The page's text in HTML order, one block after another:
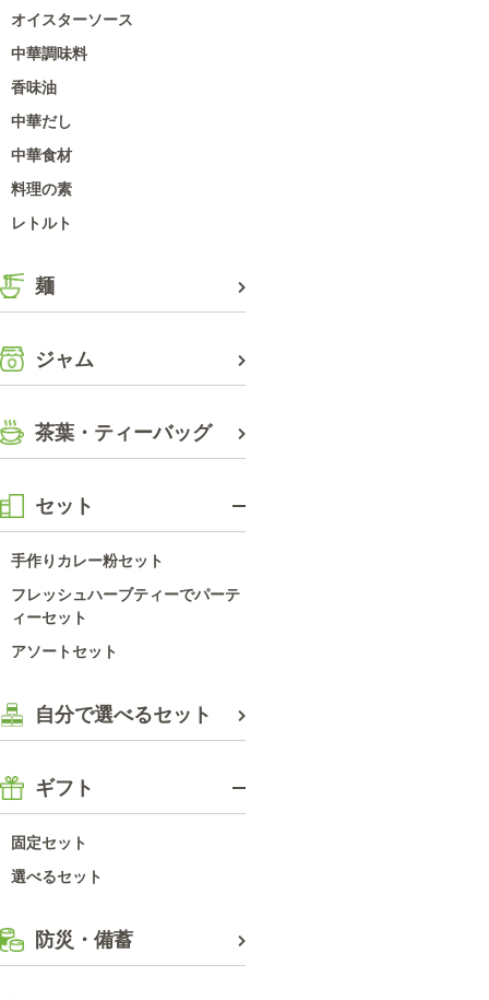
オイスターソース
中華調味料
香味油
中華だし
中華食材
料理の素
レトルト
麺
ジャム
茶葉・ティーバッグ
セット
手作りカレー粉セット
フレッシュハーブティーでパーテ
ィーセット
アソートセット
自分で選べるセット
ギフト
固定セット
選べるセット
防災・備蓄